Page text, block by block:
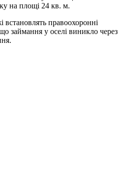
на площі 24 кв. м.
правоохоронні
займання у оселі виникло через